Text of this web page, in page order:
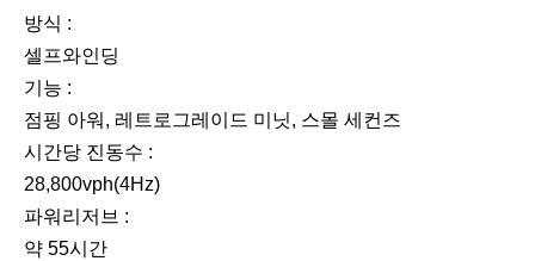
방식 :
셀프와인딩
기능 :
점핑 아워, 레트로그레이드 미닛, 스몰 세컨즈
시간당 진동수 :
28,800vph(4Hz)
파워리저브 :
약 55시간